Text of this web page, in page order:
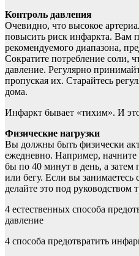
Контроль давления
Очевидно, что высокое
повысить риск инфаркта. Вам
рекомендуемого диапазона,
Сократите потребление соли,
давление. Регулярно
пропуская их. Старайтесь
дома.
Инфаркт бывает «тихим». И
Физические нагрузки
Вы должны быть физически
ежедневно. Например,
бы по 40 минут в день, а затем
или бегу. Если вы
делайте это под руководством
4 естественных способа
давление
4 способа предотвратить